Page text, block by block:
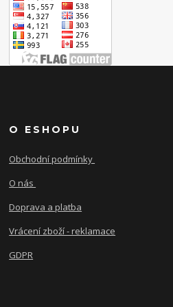
O ESHOPU
Obchodní podmínky
O nás
Doprava a platba
Vrácení zboží - reklamace
GDPR